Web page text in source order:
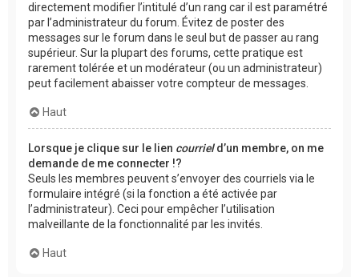
directement modifier l’intitulé d’un rang car il est paramétré
par l’administrateur du forum. Évitez de poster des
messages sur le forum dans le seul but de passer au rang
supérieur. Sur la plupart des forums, cette pratique est
rarement tolérée et un modérateur (ou un administrateur)
peut facilement abaisser votre compteur de messages.
Haut
Lorsque je clique sur le lien courrield’un membre, on me
demande de me connecter !?
Seuls les membres peuvent s’envoyer des courriels via le
formulaire intégré (si la fonction a été activée par
l’administrateur). Ceci pour empêcher l’utilisation
malveillante de la fonctionnalité par les invités.
Haut